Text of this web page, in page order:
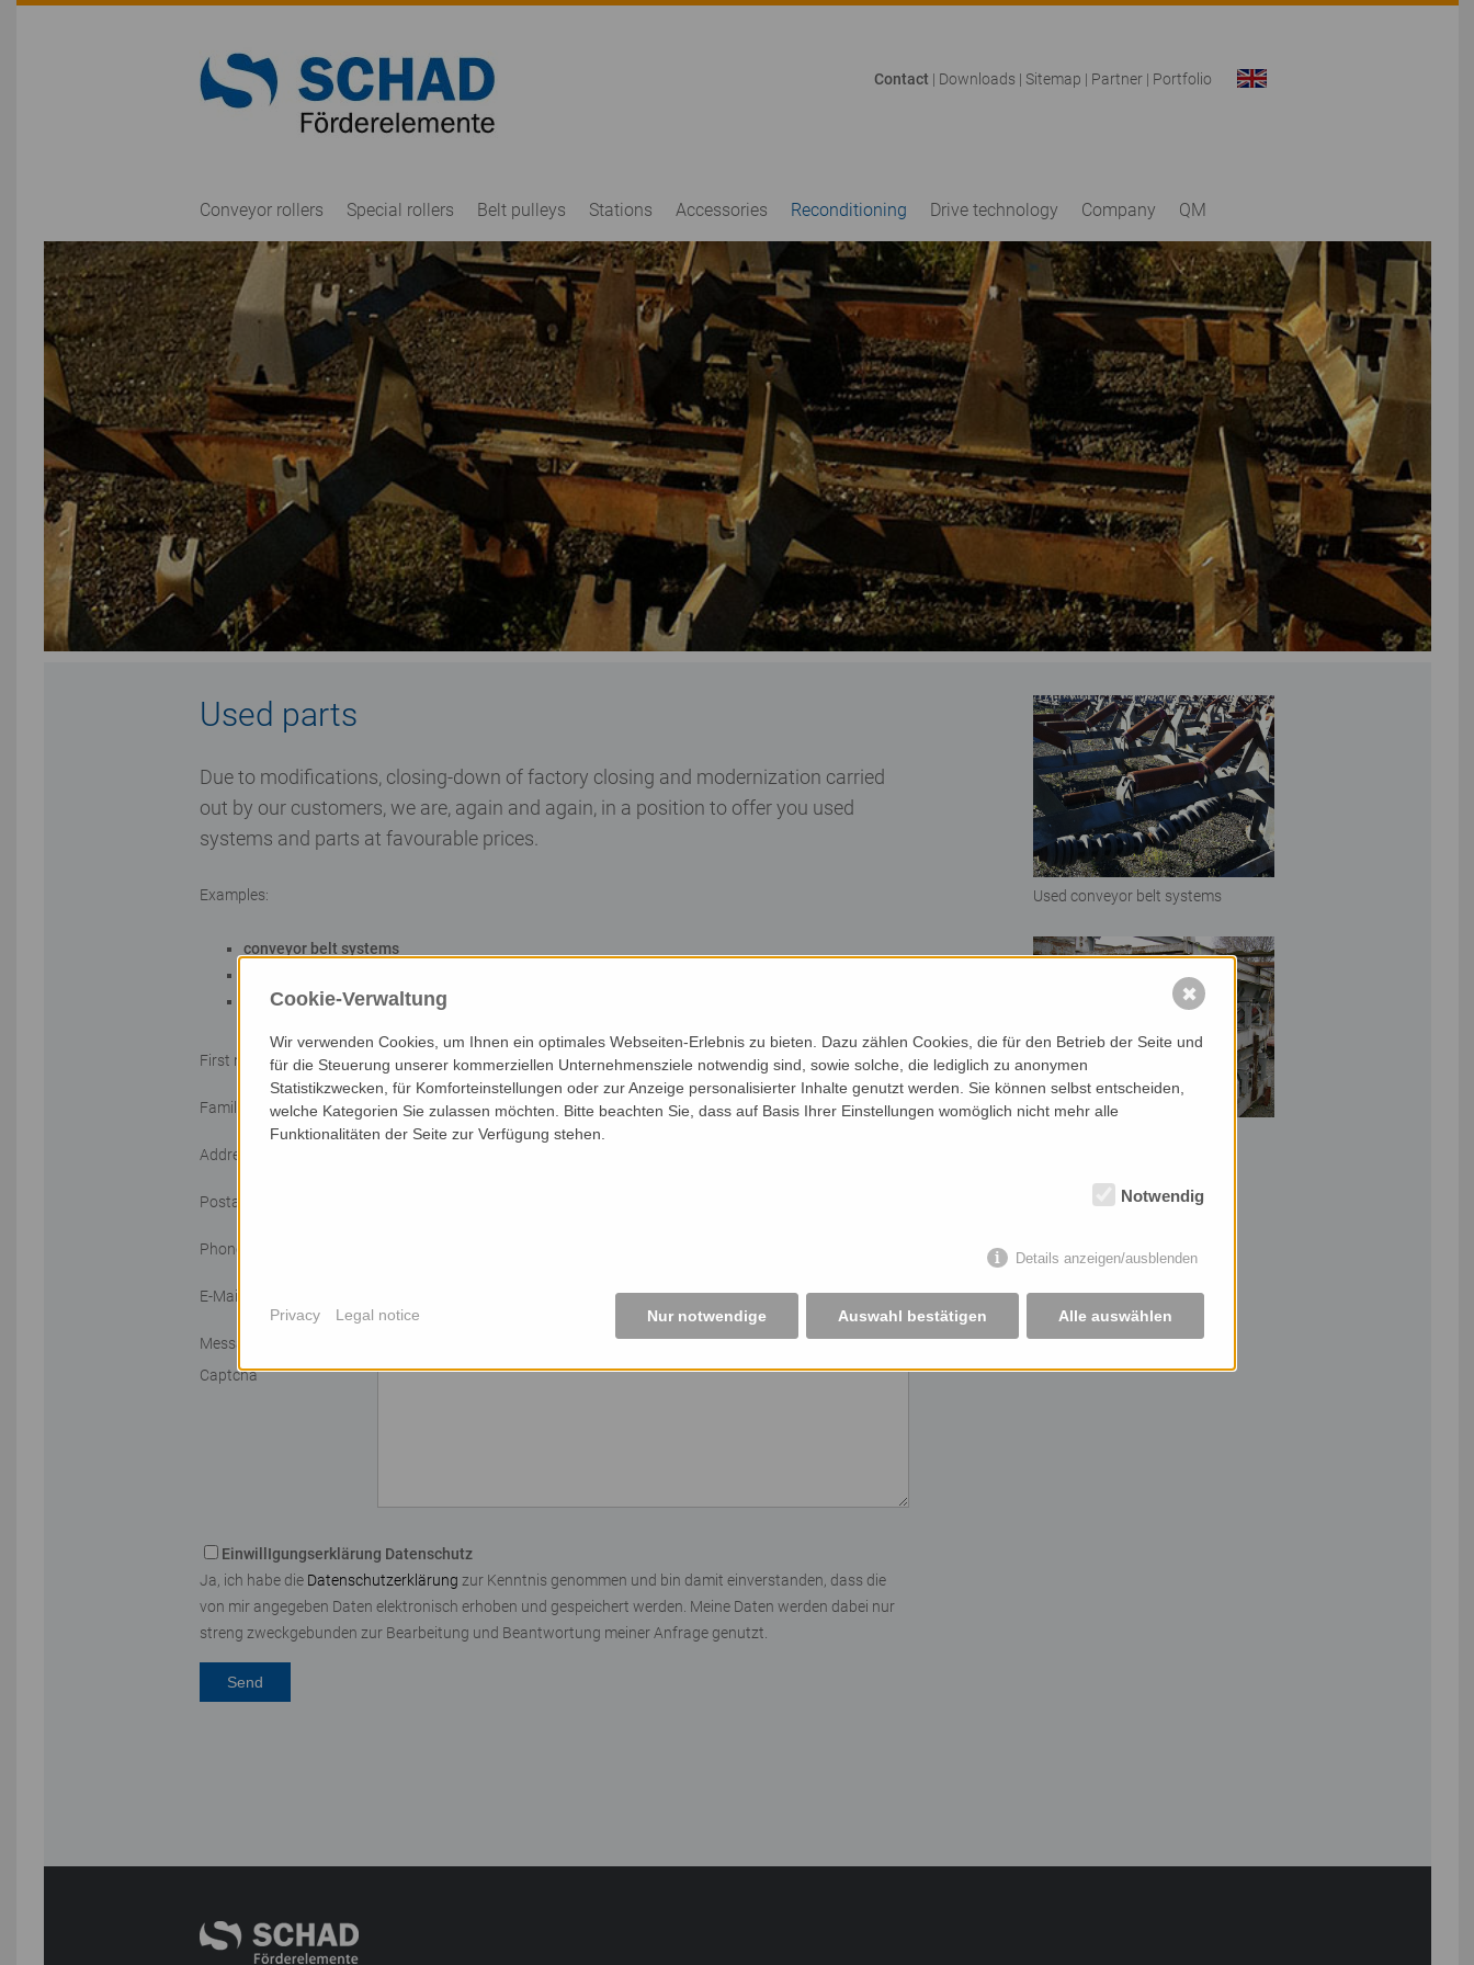
Conveyor rollers Special rollers Belt pulleys Stations Accessories Reconditioning Drive technology Company QM
Contact | Downloads| Sitemap | Partner| Portfolio
Used parts
Due to modifications, closing-down of factory closing and modernization carried
out by our customers, we are, again and again, in a position to offer you used
systems and parts at favourable prices.
Examples:
conveyor belt systems
accessories
First name
Family name
Address
Postal code/City
Phone
E-Mail
Message
Captcha
EinwillIgungserklärung Datenschutz
Ja, ich habe die Datenschutzerklärung zur Kenntnis genommen und bin damit einverstanden, dass die
von mir angegeben Daten elektronisch erhoben und gespeichert werden. Meine Daten werden dabei nur
streng zweckgebunden zur Bearbeitung und Beantwortung meiner Anfrage genutzt.
Send
Used conveyor belt systems
Cookie-Verwaltung
Wir verwenden Cookies, um Ihnen ein optimales Webseiten-Erlebnis zu bieten. Dazu zählen Cookies, die für den Betrieb der Seite und
für die Steuerung unserer kommerziellen Unternehmensziele notwendig sind, sowie solche, die lediglich zu anonymen
Statistikzwecken, für Komforteinstellungen oder zur Anzeige personalisierter Inhalte genutzt werden. Sie können selbst entscheiden,
welche Kategorien Sie zulassen möchten. Bitte beachten Sie, dass auf Basis Ihrer Einstellungen womöglich nicht mehr alle
Funktionalitäten der Seite zur Verfügung stehen.
Notwendig
Details anzeigen/ausblenden
Nur notwendige Auswahl bestätigen Alle auswählen
Privacy Legal notice
✖